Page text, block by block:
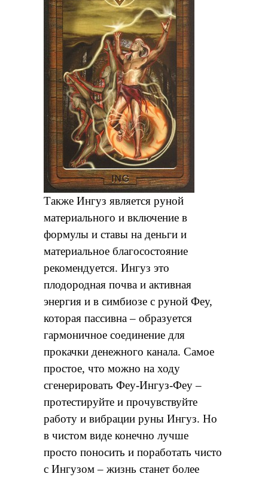
Также Ингуз является руной
материального и включение в
формулы и ставы на деньги и
материальное благосостояние
рекомендуется. Ингуз это
плодородная почва и активная
энергия и в симбиозе с руной Феу,
которая пассивна – образуется
гармоничное соединение для
прокачки денежного канала. Самое
простое, что можно на ходу
сгенерировать Феу-Ингуз-Феу –
протестируйте и прочувствуйте
работу и вибрации руны Ингуз. Но
в чистом виде конечно лучше
просто поносить и поработать чисто
с Ингузом – жизнь станет более